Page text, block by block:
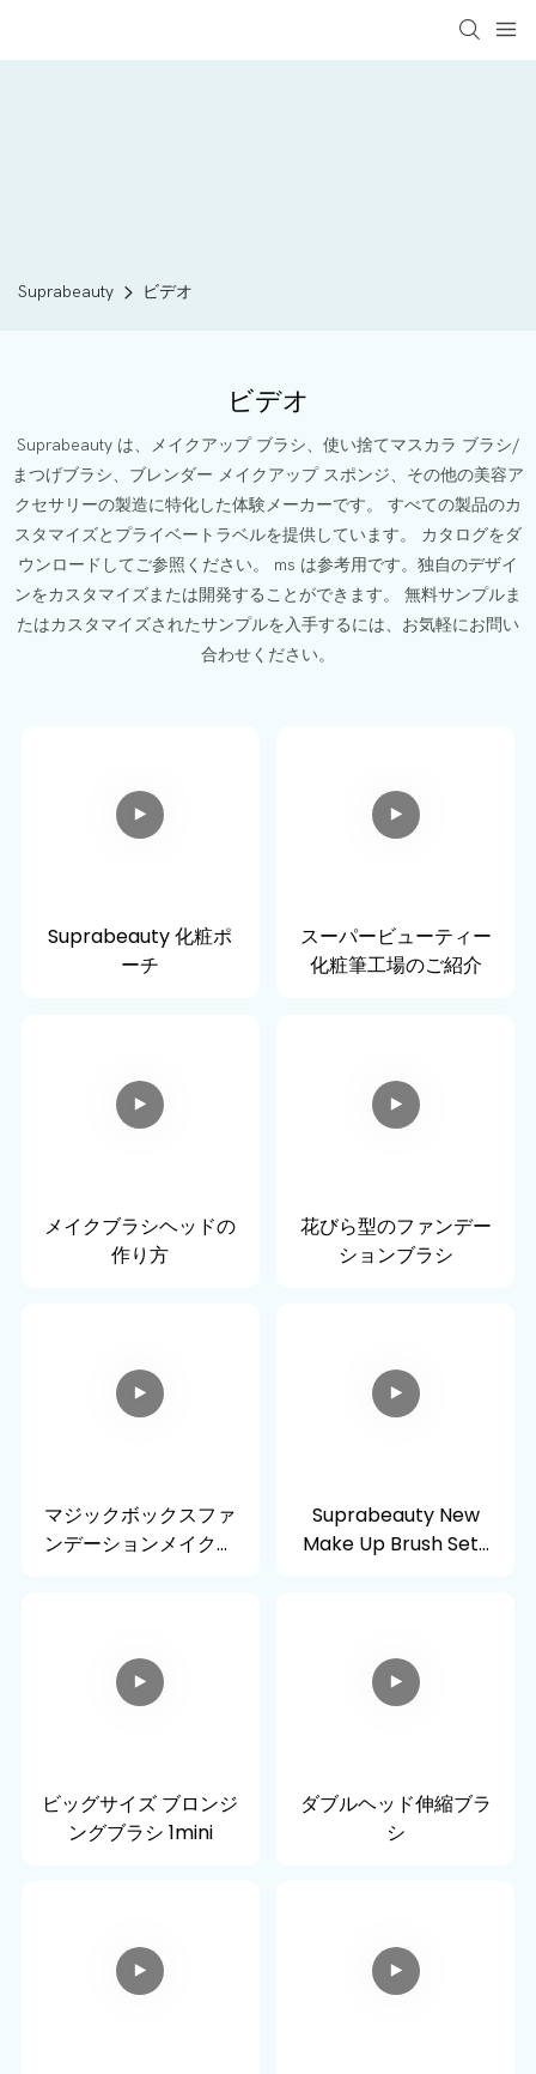
Suprabeauty ビデオ
ビデオ
Suprabeauty は、メイクアップ ブラシ、使い捨てマスカラ ブラシ/
まつげブラシ、ブレンダー メイクアップ スポンジ、その他の美容ア
クセサリーの製造に特化した体験メーカーです。 すべての製品のカ
スタマイズとプライベートラベルを提供しています。 カタログをダ
ウンロードしてご参照ください。 ms は参考用です。独自のデザイ
ンをカスタマイズまたは開発することができます。 無料サンプルま
たはカスタマイズされたサンプルを入手するには、お気軽にお問い
合わせください。
Suprabeauty 化粧ポ
ーチ
スーパービューティー
化粧筆工場のご紹介
メイクブラシヘッドの
作り方
花びら型のファンデー
ションブラシ
マジックボックスファ
ンデーションメイクブ
Suprabeauty New
Make Up Brush Set-
ビッグサイズ ブロンジ
ングブラシ 1mini
ダブルヘッド伸縮ブラ
シ